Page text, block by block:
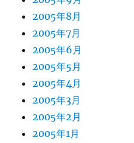
2005年8月
2005年7月
2005年6月
2005年5月
2005年4月
2005年3月
2005年2月
2005年1月